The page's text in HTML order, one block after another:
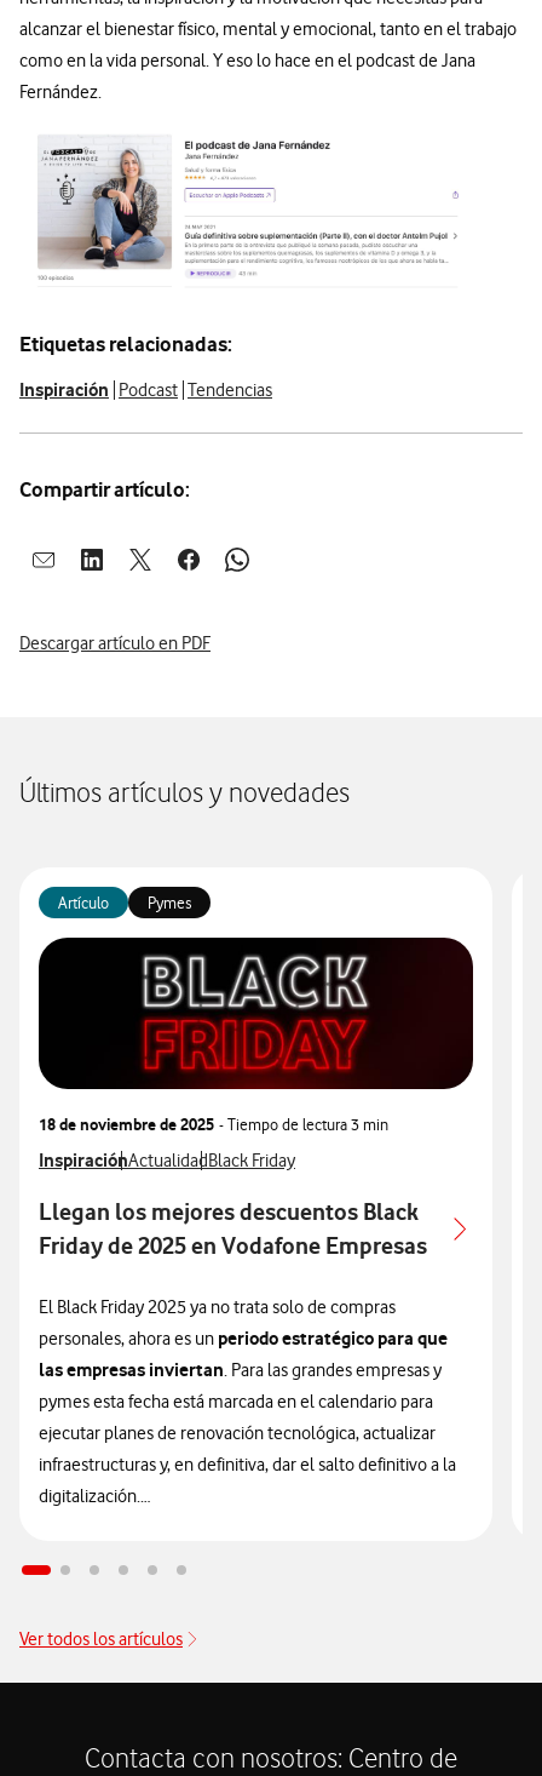
alcanzar el bienestar físico, mental y emocional, tanto en el trabajo
como en la vida personal. Y eso lo hace en el podcast de Jana
Fernández.
Etiquetas relacionadas:
Inspiración Podcast Tendencias
Compartir artículo:
Abrir ventana para compartir en mail
Abrir ventana para compartir en linkedin
Abrir ventana para compartir en twitter
Abrir ventana para compartir en facebook
Abrir ventana para compartir en
Descargar artículo en PDF
Últimos artículos y novedades
Artículo Pymes
18 de noviembre de 2025 - Tiempo de lectura3 min
Ver más articulos relacionados con
InspiraciónVer más artículos con
ActualidadVer más artículos con
Black Friday
Llegan los mejores descuentos Black
Friday de 2025 en Vodafone Empresas
El Black Friday 2025 ya no trata solo de compras
personales, ahora es un periodo estratégico para que
las empresas inviertan. Para las grandes empresas y
pymes esta fecha está marcada en el calendario para
ejecutar planes de renovación tecnológica, actualizar
infraestructuras y, en definitiva, dar el salto definitivo a la
digitalización.
competitivas de 2025
garantizar la máxima productividad y ahorro. El Black
tu plantilla con tecnología de vanguardia y asegurar tu
Ver todos los artículos
Contacta con nosotros: Centro de